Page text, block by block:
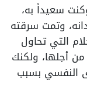
سعيداً به،
وتمت سرقته
التي تحاول
أجلها، ولكنك
النفسي بسبب